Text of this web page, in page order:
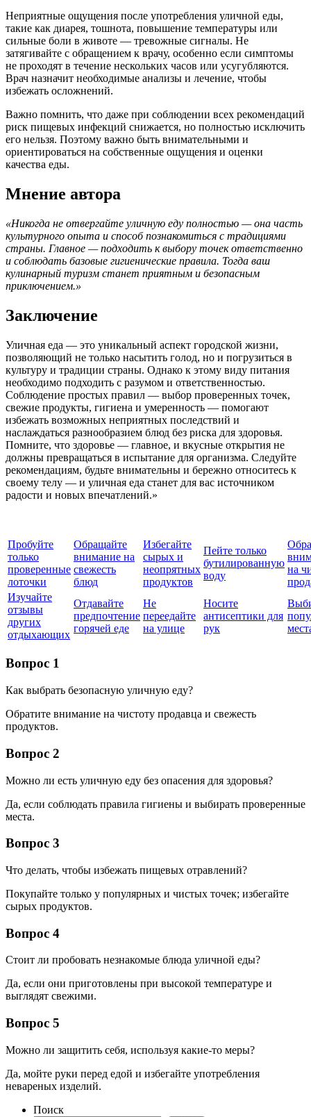
Неприятные ощущения после употребления уличной еды,
такие как диарея, тошнота, повышение температуры или
сильные боли в животе — тревожные сигналы. Не
затягивайте с обращением к врачу, особенно если симптомы
не проходят в течение нескольких часов или усугубляются.
Врач назначит необходимые анализы и лечение, чтобы
избежать осложнений.
Важно помнить, что даже при соблюдении всех рекомендаций
риск пищевых инфекций снижается, но полностью исключить
его нельзя. Поэтому важно быть внимательными и
ориентироваться на собственные ощущения и оценки
качества еды.
Мнение автора
«Никогда не отвергайте уличную еду полностью — она часть
культурного опыта и способ познакомиться с традициями
страны. Главное — подходить к выбору точек ответственно
и соблюдать базовые гигиенические правила. Тогда ваш
кулинарный туризм станет приятным и безопасным
приключением.»
Заключение
Уличная еда — это уникальный аспект городской жизни,
позволяющий не только насытить голод, но и погрузиться в
культуру и традиции страны. Однако к этому виду питания
необходимо подходить с разумом и ответственностью.
Соблюдение простых правил — выбор проверенных точек,
свежие продукты, гигиена и умеренность — помогают
избежать возможных неприятных последствий и
наслаждаться разнообразием блюд без риска для здоровья.
Помните, что здоровье — главное, и вкусные открытия не
должны превращаться в испытание для организма. Следуйте
рекомендациям, будьте внимательны и бережно относитесь к
своему телу — и уличная еда станет для вас источником
радости и новых впечатлений.»
Пробуйте
только
проверенные
лоточки
Обращайте
внимание на
свежесть
блюд
Избегайте
сырых и
неопрятных
продуктов
Пейте только
бутилированную
воду
на
Изучайте
отзывы
других
отдыхающих
Отдавайте
предпочтение
горячей еде
Не
переедайте
на улице
Носите
антисептики для
рук
Вопрос 1
Как выбрать безопасную уличную еду?
Обратите внимание на чистоту продавца и свежесть
продуктов.
Вопрос 2
Можно ли есть уличную еду без опасения для здоровья?
Да, если соблюдать правила гигиены и выбирать проверенные
места.
Вопрос 3
Что делать, чтобы избежать пищевых отравлений?
Покупайте только у популярных и чистых точек; избегайте
сырых продуктов.
Вопрос 4
Стоит ли пробовать незнакомые блюда уличной еды?
Да, если они приготовлены при высокой температуре и
выглядят свежими.
Вопрос 5
Можно ли защитить себя, используя какие-то меры?
Да, мойте руки перед едой и избегайте употребления
невареных изделий.
Поиск